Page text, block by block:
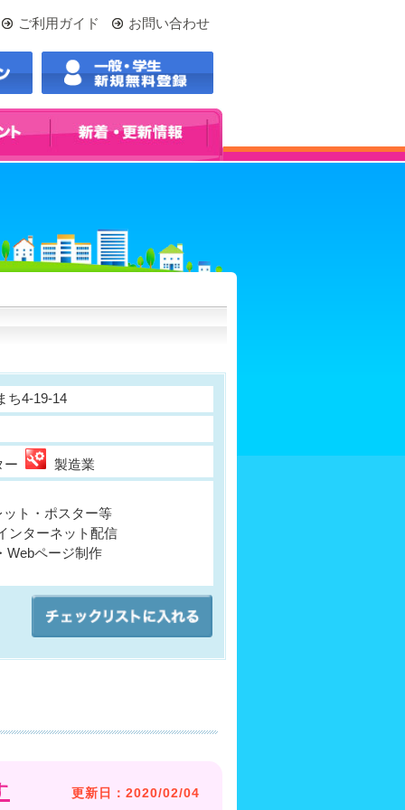
ご利用ガイド お問い合わせ
ち4-19-14
ー 製造業
ト・ポスター等
ンターネット配信
Webページ制作
更新日：2020/02/04